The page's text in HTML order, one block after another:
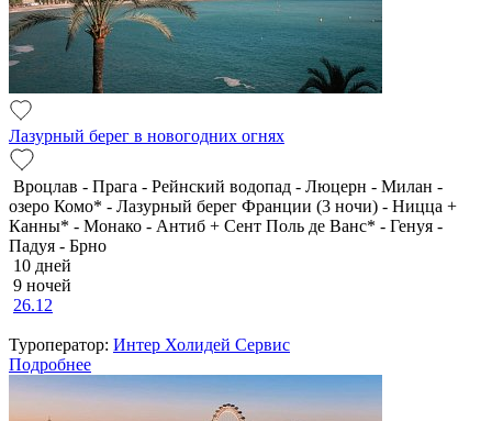
Лазурный берег в новогодних огнях
Вроцлав - Прага - Рейнский водопад - Люцерн - Милан -
озеро Комо* - Лазурный берег Франции (3 ночи) - Ницца +
Канны* - Монако - Антиб + Сент Поль де Ванс* - Генуя -
Падуя - Брно
10 дней
9 ночей
26.12
Туроператор: Интер Холидей Сервис
Подробнее